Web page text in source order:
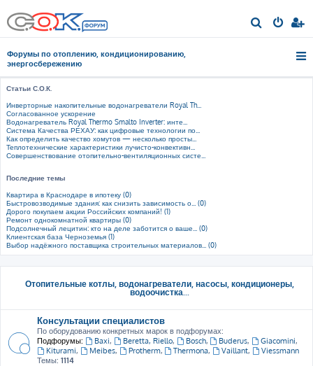
о
Форумы по отоплению, кондиционированию,
энергосбережению
Статьи С.О.К.
Инверторные накопительные водонагреватели Royal Th...
Согласованное ускорение
Водонагреватель Royal Thermo Smalto Inverter: инте...
Система Качества РЕХАУ: как цифровые технологии по...
Как определить качество хомутов — несколько просты...
Теплотехнические характеристики лучисто-конвективн...
Совершенствование отопительно-вентиляционных систе...
Последние темы
Квартира в Краснодаре в ипотеку (0)
Быстровозводимые здания: как снизить зависимость о... (0)
Дорого покупаем акции Российских компаний! (1)
Ремонт однокомнатной квартиры (0)
Подсолнечный лецитин: кто на деле заботится о ваше... (0)
Клиентская база Черноземья (1)
Выбор надёжного поставщика строительных материалов... (0)
Отопительные котлы, водонагреватели, насосы, кондиционеры,
водоочистка...
Консультации специалистов
По оборудованию конкретных марок в подфорумах:
Подфорумы:
Baxi, Beretta, Riello, Bosch, Buderus, Giacomini,
Kiturami, Meibes, Protherm, Thermona, Vaillant,
Viessmann
Темы: 1114